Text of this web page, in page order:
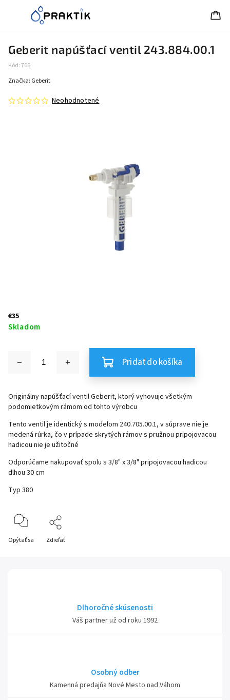
Geberit napúšťací ventil 243.884.00.1
Kód:766
Neohodnotené
Značka: Geberit
€35
Skladom
Pridať do košíka
Originálny napúšťací ventil Geberit, ktorý vyhovuje všetkým
podomietkovým rámom od tohto výrobcu
Tento ventil je identický s modelom 240.705.00.1, v súprave nie je
medená rúrka, čo v prípade skrytých rámov s pružnou pripojovacou
hadicou nie je užitočné
Odporúčame nakupovať spolu s 3/8" x 3/8" pripojovacou hadicou
dlhou 30 cm
Typ 380
Opýtať sa Zdieľať
Dlhoročné skúsenosti
Váš partner už od roku 1992
Osobný odber
Kamenná predajňa Nové Mesto nad Váhom